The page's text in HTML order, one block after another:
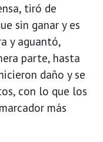
tiró de
sin ganar y es
y aguantó,
parte, hasta
daño y se
con lo que los
más